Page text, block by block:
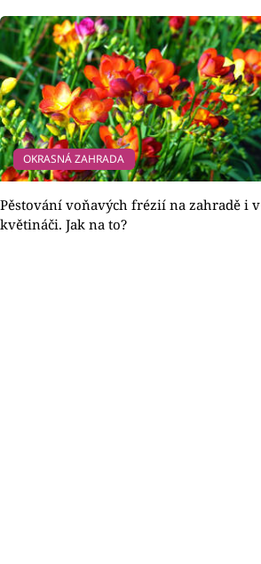
OKRASNÁ ZAHRADA
Pěstování voňavých frézií na zahradě i v
květináči. Jak na to?